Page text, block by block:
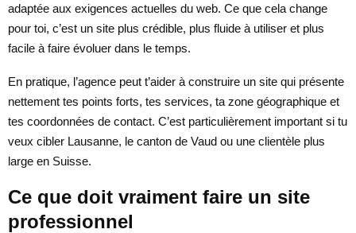
adaptée aux exigences actuelles du web. Ce que cela change
pour toi, c’est un site plus crédible, plus fluide à utiliser et plus
facile à faire évoluer dans le temps.
En pratique, l’agence peut t’aider à construire un site qui présente
nettement tes points forts, tes services, ta zone géographique et
tes coordonnées de contact. C’est particulièrement important si tu
veux cibler Lausanne, le canton de Vaud ou une clientèle plus
large en Suisse.
Ce que doit vraiment faire un site
professionnel